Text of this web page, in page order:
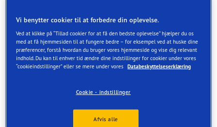
Vi benytter cookier til at forbedre din oplevelse.
Ved at klikke på “Tillad cookier for at få den bedste oplevelse” hjælper du os
med at få hjemmesiden til at fungere bedre – for eksempel ved at huske dine
præferencer, forstå hvordan du bruger vores hjemmeside og vise dig relevant
indhold. Du kan til enhver tid ændre dine indstillinger for cookier under vores
“cookieindstillinger” eller se mere under vores Databeskyttelseserklæring
Cookie - indstillinger
Afvis alle